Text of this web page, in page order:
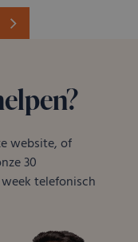
website, of
30
telefonisch